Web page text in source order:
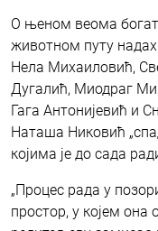
О њеном веома
животном путу
Нела Михаиловић,
Дугалић, Миодраг
Гага Антонијевић и
Наташа Никовић
којима је до сада
„Процес рада у
простор, у којем она